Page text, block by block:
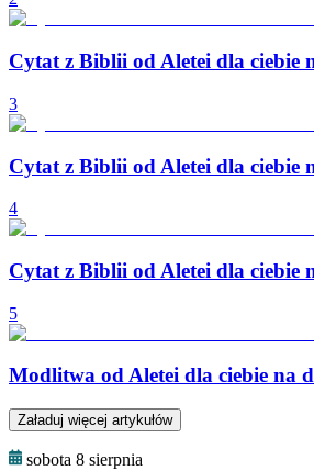
Cytat z Biblii od Aletei dla ciebie
3
Cytat z Biblii od Aletei dla ciebie
4
Cytat z Biblii od Aletei dla ciebie
5
Modlitwa od Aletei dla ciebie na
Załaduj więcej artykułów
sobota 8 sierpnia